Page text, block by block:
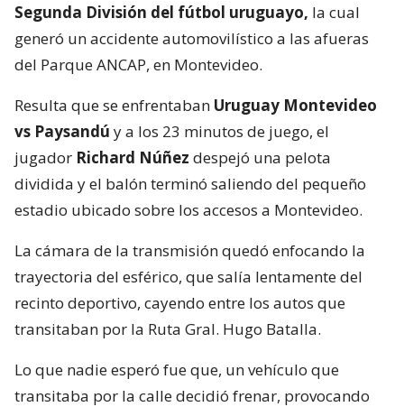
Segunda División del fútbol uruguayo, la cual
generó un accidente automovilístico a las afueras
del Parque ANCAP, en Montevideo.
Resulta que se enfrentaban Uruguay Montevideo
vs Paysandú y a los 23 minutos de juego, el
jugador Richard Núñez despejó una pelota
dividida y el balón terminó saliendo del pequeño
estadio ubicado sobre los accesos a Montevideo.
La cámara de la transmisión quedó enfocando la
trayectoria del esférico, que salía lentamente del
recinto deportivo, cayendo entre los autos que
transitaban por la Ruta Gral. Hugo Batalla.
Lo que nadie esperó fue que, un vehículo que
transitaba por la calle decidió frenar, provocando